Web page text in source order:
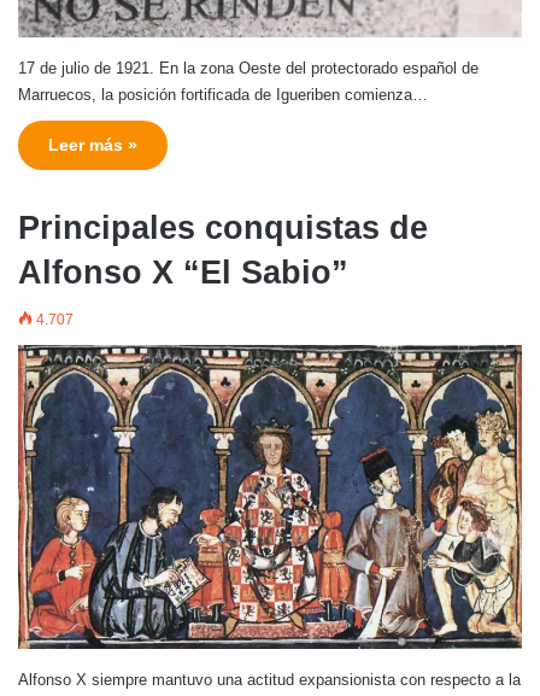
17 de julio de 1921. En la zona Oeste del protectorado español de
Marruecos, la posición fortificada de Igueriben comienza…
Leer más »
Principales conquistas de
Alfonso X “El Sabio”
4.707
Alfonso X siempre mantuvo una actitud expansionista con respecto a la